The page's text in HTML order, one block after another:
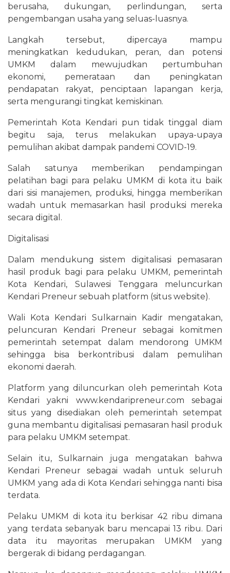
berusaha, dukungan, perlindungan, serta
pengembangan usaha yang seluas-luasnya.
Langkah tersebut, dipercaya mampu
meningkatkan kedudukan, peran, dan potensi
UMKM dalam mewujudkan pertumbuhan
ekonomi, pemerataan dan peningkatan
pendapatan rakyat, penciptaan lapangan kerja,
serta mengurangi tingkat kemiskinan.
Pemerintah Kota Kendari pun tidak tinggal diam
begitu saja, terus melakukan upaya-upaya
pemulihan akibat dampak pandemi COVID-19.
Salah satunya memberikan pendampingan
pelatihan bagi para pelaku UMKM di kota itu baik
dari sisi manajemen, produksi, hingga memberikan
wadah untuk memasarkan hasil produksi mereka
secara digital.
Digitalisasi
Dalam mendukung sistem digitalisasi pemasaran
hasil produk bagi para pelaku UMKM, pemerintah
Kota Kendari, Sulawesi Tenggara meluncurkan
Kendari Preneur sebuah platform (situs website).
Wali Kota Kendari Sulkarnain Kadir mengatakan,
peluncuran Kendari Preneur sebagai komitmen
pemerintah setempat dalam mendorong UMKM
sehingga bisa berkontribusi dalam pemulihan
ekonomi daerah.
Platform yang diluncurkan oleh pemerintah Kota
Kendari yakni www.kendaripreneur.com sebagai
situs yang disediakan oleh pemerintah setempat
guna membantu digitalisasi pemasaran hasil produk
para pelaku UMKM setempat.
Selain itu, Sulkarnain juga mengatakan bahwa
Kendari Preneur sebagai wadah untuk seluruh
UMKM yang ada di Kota Kendari sehingga nanti bisa
terdata.
Pelaku UMKM di kota itu berkisar 42 ribu dimana
yang terdata sebanyak baru mencapai 13 ribu. Dari
data itu mayoritas merupakan UMKM yang
bergerak di bidang perdagangan.